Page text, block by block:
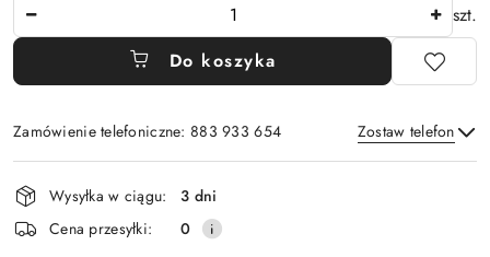
szt.
Do koszyka
Zamówienie telefoniczne: 883 933 654 Zostaw telefon
Wyślij
Dostępność
i
dostawa
Wysyłka w ciągu:
3 dni
Cena przesyłki:
0